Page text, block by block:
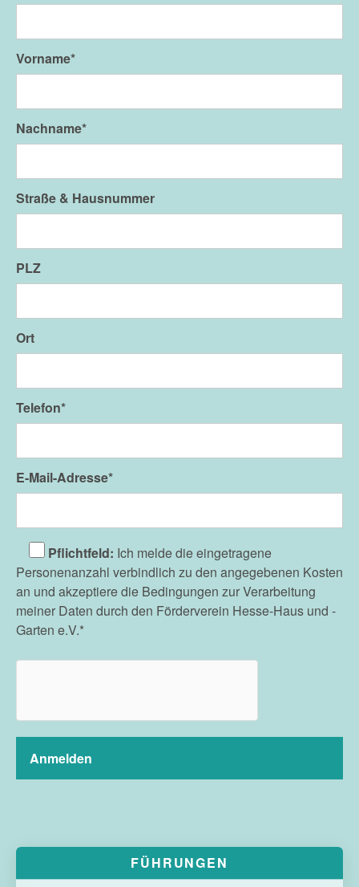
Vorname*
Nachname*
Straße & Hausnummer
PLZ
Ort
Telefon*
E-Mail-Adresse*
Pflichtfeld: Ich melde die eingetragene
Personenanzahl verbindlich zu den angegebenen Kosten
an und akzeptiere die Bedingungen zur Verarbeitung
meiner Daten durch den Förderverein Hesse-Haus und -
Garten e.V.*
FÜHRUNGEN